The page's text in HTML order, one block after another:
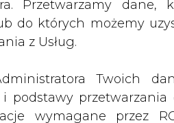
Przetwarzamy dane,
do których możemy
z Usług.
Twoich
podstawy przetwarzania
wymagane przez